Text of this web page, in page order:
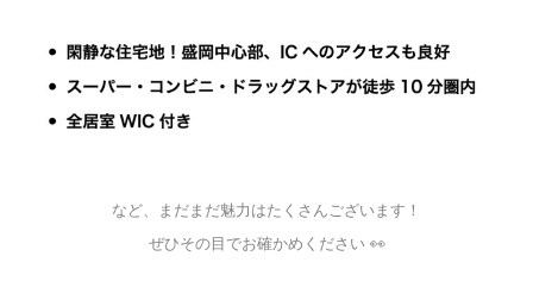
など、まだまだ魅力はたくさんございます！
ぜひその目でお確かめください 👀